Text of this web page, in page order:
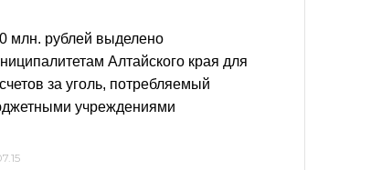
млн. рублей выделено
Алтайского края для
за уголь, потребляемый
учреждениями